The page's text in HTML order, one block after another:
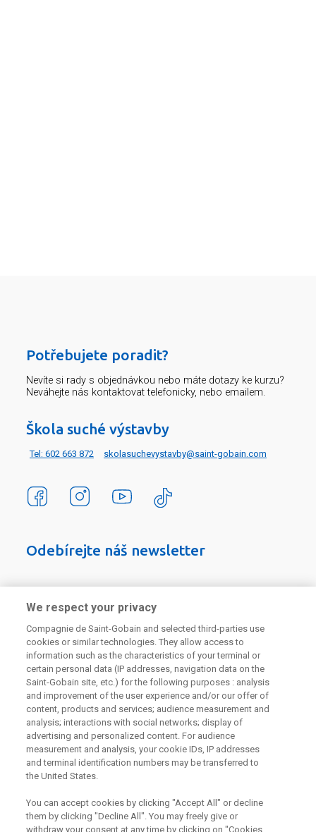
Potřebujete poradit?
Nevíte si rady s objednávkou nebo máte dotazy ke kurzu?
Neváhejte nás kontaktovat telefonicky, nebo emailem.
Škola suché výstavby
Tel: 602 663 872 skolasuchevystavby@saint-gobain.com
Odebírejte náš newsletter
Užitečné odkazy
Právní Podmínky
Souhlas se zpracováním osobních údajů a cookies
Souhlas se zpracováním osobních údajů k marketingovým
účelům
Spolupracujeme s
We respect your privacy
Compagnie de Saint-Gobain and selected third-parties use
cookies or similar technologies. They allow access to
information such as the characteristics of your terminal or
certain personal data (IP addresses, navigation data on the
Saint-Gobain site, etc.) for the following purposes : analysis
and improvement of the user experience and/or our offer of
content, products and services; audience measurement and
analysis; interactions with social networks; display of
advertising and personalized content. For audience
measurement and analysis, your cookie IDs, IP addresses
and terminal identification numbers may be transferred to
the United States.
You can accept cookies by clicking "Accept All" or decline
them by clicking "Decline All". You may freely give or
withdraw your consent at any time by clicking on "Cookies